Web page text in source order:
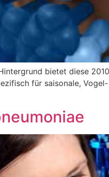
bietet diese
für saisonale,